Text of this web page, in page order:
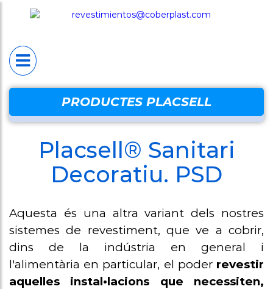
INICI PLACSELL®
Placsell® Sanitario
Decorativo (PSD)
Placsell® Sanitario
Antimicrobiano
(PSA)
Placsell® Sanitario
Techos (PST)
Productes
complementaris
PRODUCTES PLACSELL
Placsell® Sanitari
Decoratiu. PSD
Aquesta és una altra variant dels nostres
sistemes de revestiment, que ve a cobrir,
dins de la indústria en general i
l'alimentària en particular, el poderrevestir
aquelles instal•lacions que necessiten,